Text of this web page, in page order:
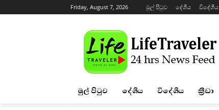
Friday, August 7, 2026 මුල් පිටුව දේශීය විදේශීය
මුල් පිටුව දේශීය විදේශීය ක්‍රීඩා